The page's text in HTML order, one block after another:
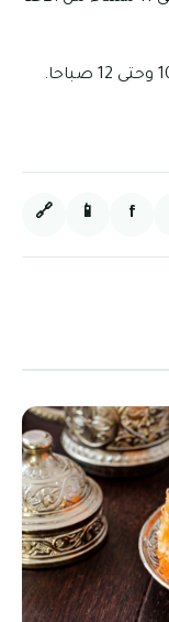
f
📱
🔗